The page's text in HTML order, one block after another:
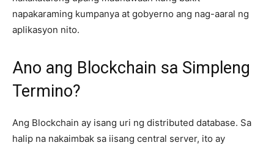
napakaraming kumpanya at gobyerno ang nag-aaral ng
aplikasyon nito.
Ano ang Blockchain sa Simpleng
Termino?
Ang Blockchain ay isang uri ng distributed database. Sa
halip na nakaimbak sa iisang central server, ito ay